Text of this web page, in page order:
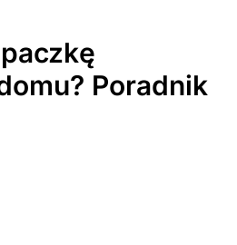
Poradnik